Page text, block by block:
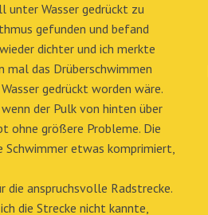
Wasser gedrückt zu
gefunden und befand
dichter und ich merkte
mal das Drüberschwimmen
gedrückt worden wäre.
der Pulk von hinten über
ohne größere Probleme. Die
Schwimmer etwas komprimiert,
die anspruchsvolle Radstrecke.
die Strecke nicht kannte,